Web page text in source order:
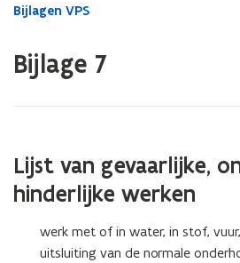
Gedaan
bevindt
Bijlagen VPS
Bijlage 7
Lijst van gevaarlijke,
hinderlijke werken
werk met of in water, in stof,
uitsluiting van de normale